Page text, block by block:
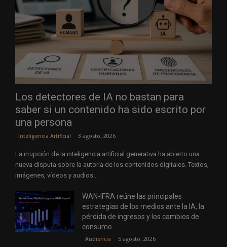
Los detectores de IA no bastan para
saber si un contenido ha sido escrito por
una persona
Inteligencia Artificial 3 agosto, 2026
La irrupción de la inteligencia artificial generativa ha abierto una
nueva disputa sobre la autoría de los contenidos digitales. Textos,
imágenes, vídeos y audios...
WAN-IFRA reúne las principales
estrategias de los medios ante la IA, la
pérdida de ingresos y los cambios de
consumo
Audiencia 5 agosto, 2026